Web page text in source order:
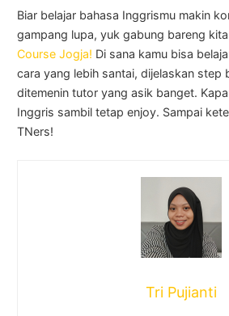
Biar belajar bahasa Inggrismu makin
gampang lupa, yuk gabung bareng
Course Jogja! Di sana kamu bisa
cara yang lebih santai, dijelaskan step
ditemenin tutor yang asik banget.
Inggris sambil tetap enjoy. Sampai
TNers!
Tri Pujianti